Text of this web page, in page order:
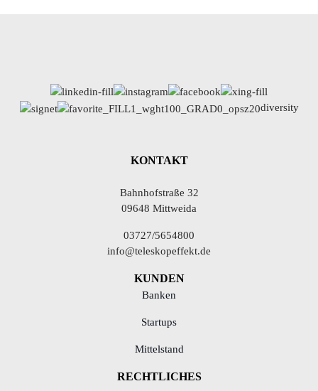
diversity
KONTAKT
Bahnhofstraße 32
09648 Mittweida
03727/5654800
info@teleskopeffekt.de
KUNDEN
Banken
Startups
Mittelstand
RECHTLICHES